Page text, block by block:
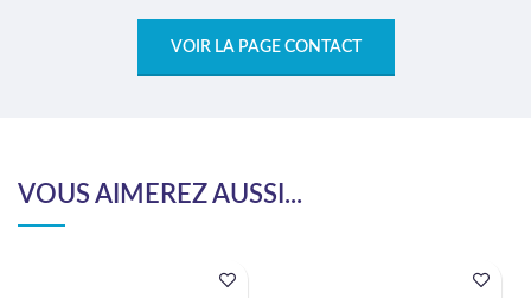
VOIR LA PAGE CONTACT
VOUS AIMEREZ AUSSI...